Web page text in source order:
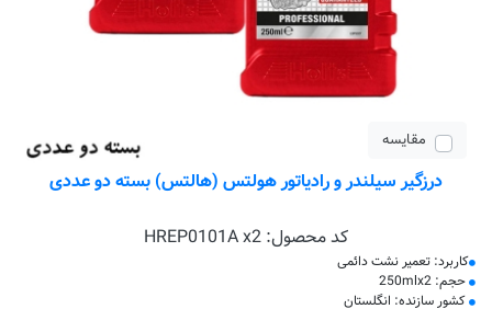
مقایسه
درزگیر سیلندر و رادیاتور هولتس (هالتس) بسته دو عددی
کد محصول: HREP0101A x2
کاربرد: تعمیر نشت دائمی
حجم: 250mlx2
کشور سازنده: انگلستان